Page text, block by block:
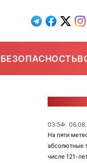
БЕЗОПАСНОСТЬ
03:54
На пяти
абсолютные
числе 121-